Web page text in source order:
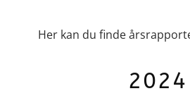
Her kan du finde
2024